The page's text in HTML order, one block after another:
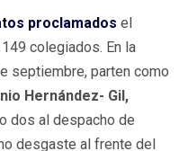
proclamados el
colegiados. En la
septiembre, parten como
Hernández- Gil,
dos al despacho de
desgaste al frente del